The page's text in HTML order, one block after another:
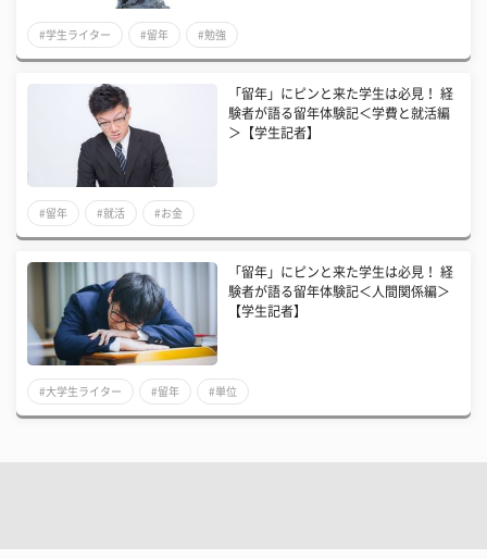
#学生ライター #留年 #勉強
「留年」にピンと来た学生は必見！ 経
験者が語る留年体験記＜学費と就活編
＞【学生記者】
#留年 #就活 #お金
「留年」にピンと来た学生は必見！ 経
験者が語る留年体験記＜人間関係編＞
【学生記者】
#大学生ライター #留年 #単位